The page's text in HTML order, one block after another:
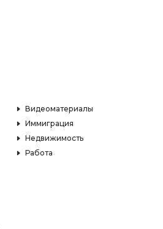
Видеоматериалы
Иммиграция
Недвижимость
Работа